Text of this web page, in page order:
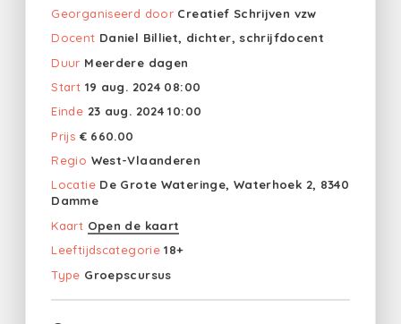
Georganiseerd door Creatief Schrijven vzw
Docent Daniel Billiet, dichter, schrijfdocent
Duur Meerdere dagen
Start 19 aug. 2024 08:00
Einde 23 aug. 2024 10:00
Prijs € 660.00
Regio West-Vlaanderen
Locatie De Grote Wateringe, Waterhoek 2, 8340
Damme
Kaart Open de kaart
Leeftijdscategorie 18+
Type Groepscursus